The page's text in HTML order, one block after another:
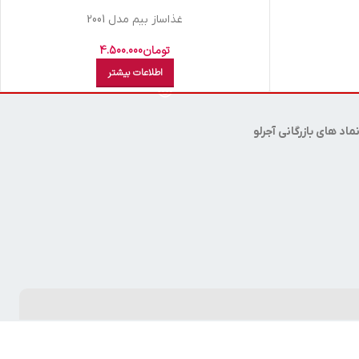
غذاساز بيم مدل 2001
تومان4.500.000
اطلاعات بیشتر
های بازرگانی آجرلو